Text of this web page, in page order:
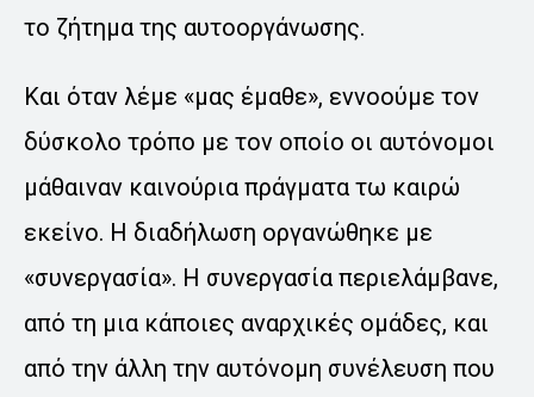
το ζήτημα της αυτοοργάνωσης.
Και όταν λέμε «μας έμαθε», εννοούμε τον
δύσκολο τρόπο με τον οποίο οι αυτόνομοι
μάθαιναν καινούρια πράγματα τω καιρώ
εκείνο. Η διαδήλωση οργανώθηκε με
«συνεργασία». Η συνεργασία περιελάμβανε,
από τη μια κάποιες αναρχικές ομάδες, και
από την άλλη την αυτόνομη συνέλευση που